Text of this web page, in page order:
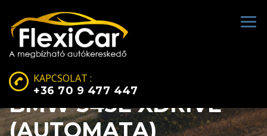
KAPCSOLAT :
+36 70 9 477 447
BMW 545E XDRIVE
(AUTOMATA)